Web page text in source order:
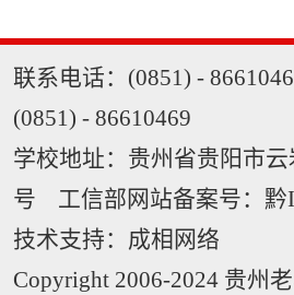
联系电话：(0851) -
(0851) - 86610469
学校地址：贵州省贵阳市
号 工信部网站备案号： 黔
技术支持： 成相网络
Copyright 2006-2024 贵州